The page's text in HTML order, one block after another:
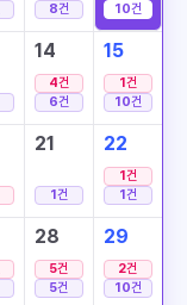
8건
10건
14
4건
6건
15
1건
10건
21
1건
22
1건
1건
28
5건
5건
29
2건
10건